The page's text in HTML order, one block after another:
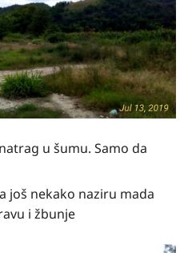
u šumu. Samo da
još nekako naziru mada
i žbunje